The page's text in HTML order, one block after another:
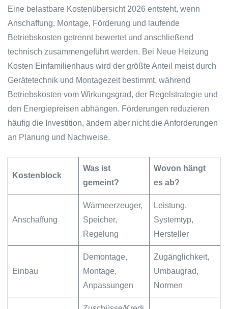
Eine belastbare Kostenübersicht 2026 entsteht, wenn
Anschaffung, Montage, Förderung und laufende
Betriebskosten getrennt bewertet und anschließend
technisch zusammengeführt werden. Bei Neue Heizung
Kosten Einfamilienhaus wird der größte Anteil meist durch
Gerätetechnik und Montagezeit bestimmt, während
Betriebskosten vom Wirkungsgrad, der Regelstrategie und
den Energiepreisen abhängen. Förderungen reduzieren
häufig die Investition, ändern aber nicht die Anforderungen
an Planung und Nachweise.
Kostenblock
Was ist
gemeint?
Wovon hängt
es ab?
Anschaffung
Wärmeerzeuger,
Speicher,
Regelung
Leistung,
Systemtyp,
Hersteller
Einbau
Demontage,
Montage,
Anpassungen
Zugänglichkeit,
Umbaugrad,
Normen